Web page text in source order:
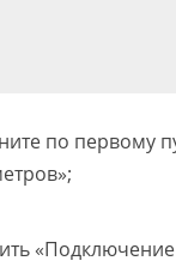
по первому